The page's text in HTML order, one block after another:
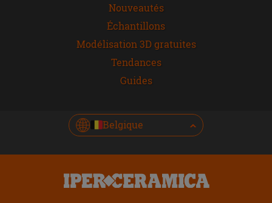
Nouveautés
Échantillons
Modélisation 3D gratuites
Tendances
Guides
Belgique